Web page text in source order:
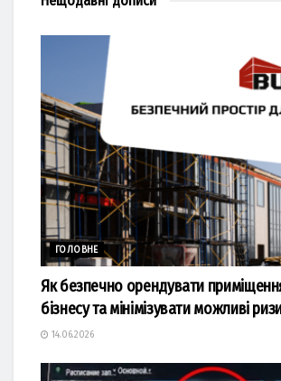
ГОЛОВНЕ
Як безпечно орендувати
бізнесу та мінімізувати можливі
14.06.2026